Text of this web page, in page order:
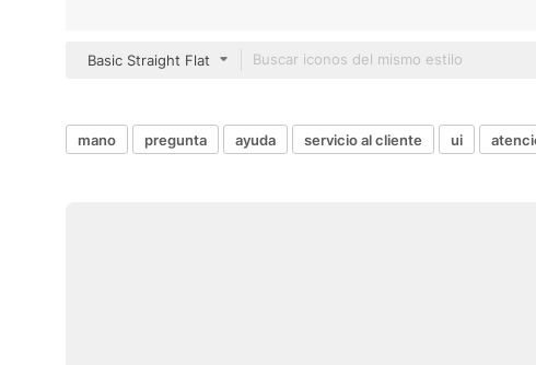
Basic Straight Flat
mano pregunta ayuda servicio al cliente ui